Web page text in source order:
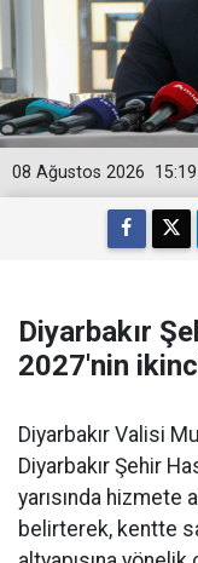
15:19
08 Ağustos 2026
Diyarbakır
2027'nin
Diyarbakır Valisi
Diyarbakır Şehir
yarısında hizmete
belirterek, kentte